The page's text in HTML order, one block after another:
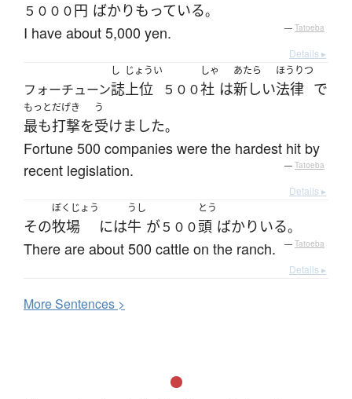
５０００円 ばかりもっている。
I have about 5,000 yen. — Tatoeba
Details ▸
フォーチューン
し
誌
じょうい
上位 ５００
しゃ
社 は
あたら
新しい
ほうりつ
法律 で
もっと
最も
だげき
打撃を
う
受けました。
Fortune 500 companies were the hardest hit by
recent legislation.
— Tatoeba
Details ▸
その
ぼくじょう
牧場 には
うし
牛 が５００
とう
頭 ばかり いる。
There are about 500 cattle on the ranch. — Tatoeba
Details ▸
MoreSentences >